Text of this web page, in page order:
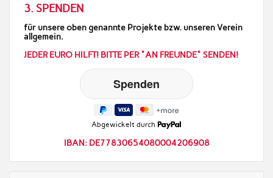
3. SPENDEN
für unsere oben genannte Projekte bzw. unseren Verein
allgemein.
JEDER EURO HILFT! BITTE PER "AN FREUNDE" SENDEN!
Abgewickelt durch
IBAN: DE77830654080004206908